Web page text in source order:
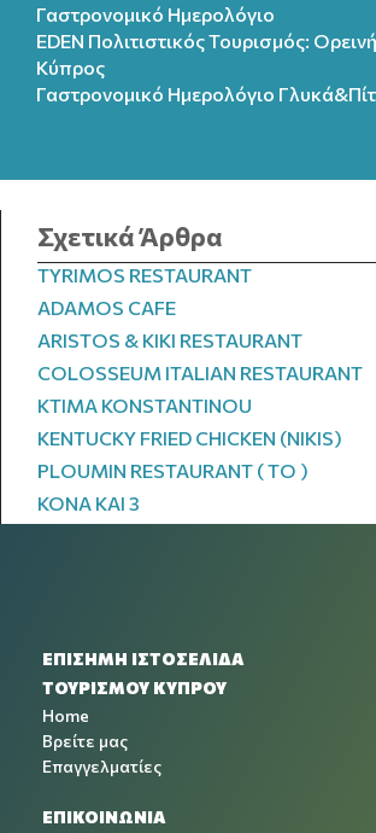
Γαστρονομικό Ημερολόγιο
EDEN Πολιτιστικός Τουρισμός:
Κύπρος
Γαστρονομικό Ημερολόγιo
Σχετικά Άρθρα
TYRIMOS RESTAURANT
ADAMOS CAFE
ARISTOS & KIKI RESTAURANT
COLOSSEUM ITALIAN RESTAURANT
KTIMA KONSTANTINOU
KENTUCKY FRIED CHICKEN (NIKIS)
PLOUMIN RESTAURANT ( TO )
KONA KAI 3
ΕΠΙΣΗΜΗ ΙΣΤΟΣΕΛΙΔΑ
ΤΟΥΡΙΣΜΟΥ ΚΥΠΡΟΥ
Home
Βρείτε μας
Επαγγελματίες
ΕΠΙΚΟΙΝΩΝΙΑ